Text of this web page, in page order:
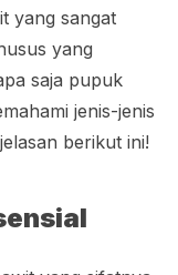
yang sangat
yang
saja pupuk
jenis-jenis
berikut ini!